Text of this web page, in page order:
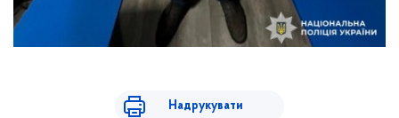
Надрукувати